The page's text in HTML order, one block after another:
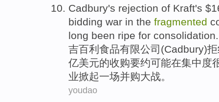
Cadbury's rejection of Kraft's
bidding war in the fragmented
long been ripe for consolidation.
吉百利 食品有限公司(Cadbury)
亿美元的收购要约可能在集中度
业掀起一场并购大战。
youdao